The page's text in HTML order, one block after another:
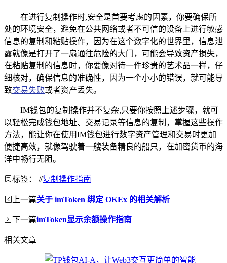
在进行复制操作时,安全是首要考虑的因素，你要确保所
处的环境安全，避免在公共网络或者不可信的设备上进行敏感
信息的复制和粘贴操作，因为在这个数字化的世界里，信息泄
露就像是打开了一扇通往危险的大门，可能会导致资产损失，
在粘贴复制的信息时，你要像对待一件珍贵的艺术品一样，仔
细核对，确保信息的准确性，因为一个小小的错误，就可能导
致交易失败或者资产丢失。
IM钱包的复制操作并不复杂,只要你按照上述步骤，就可
以轻松完成钱包地址、交易记录等信息的复制，掌握这些操作
方法，能让你在使用IM钱包进行数字资产管理和交易时更加
便捷高效，就像驾驶着一艘装备精良的船只，在加密货币的海
洋中畅行无阻。
标签： #复制操作指南
上一篇关于 imToken 绑定 OKEx 的相关解析
下一篇imToken显示余额操作指南
相关文章